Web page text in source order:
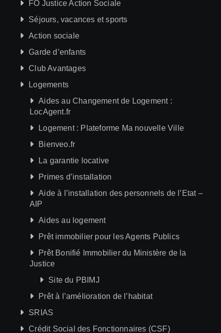
FO Justice Action Sociale
Séjours, vacances et sports
Action sociale
Garde d’enfants
Club Avantages
Logements
Aides au Changement de Logement :
LocAgent.fr
Logement : Plateforme Ma nouvelle Ville
Bienveo.fr
La garantie locative
Primes d’installation
Aide à l’installation des personnels de l’Etat –
AIP
Aides au logement
Prêt immobilier pour les Agents Publics
Prêt Bonifié Immobilier du Ministère de la
Justice
Site du PBIMJ
Prêt à l’amélioration de l’habitat
SRIAS
Crédit Social des Fonctionnaires (CSF)